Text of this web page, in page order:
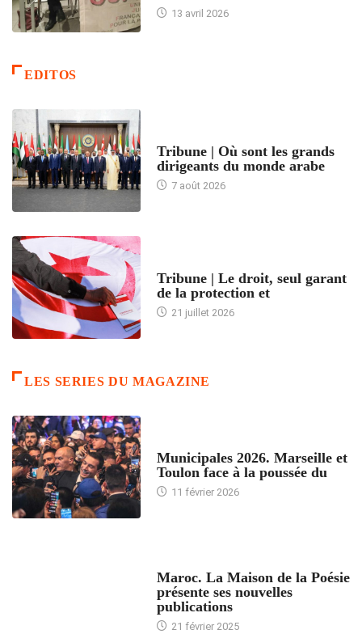
13 avril 2026
EDITOS
Tribune | Où sont les grands
dirigeants du monde arabe
7 août 2026
Tribune | Le droit, seul garant
de la protection et
21 juillet 2026
LES SERIES DU MAGAZINE
Municipales 2026. Marseille et
Toulon face à la poussée du
11 février 2026
Maroc. La Maison de la Poésie
présente ses nouvelles
publications
21 février 2025